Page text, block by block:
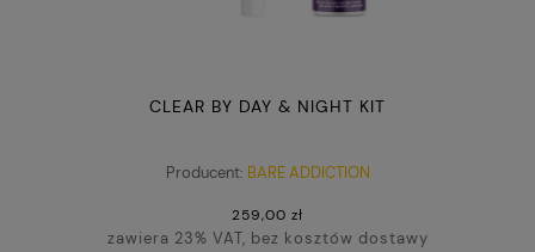
CLEAR BY DAY & NIGHT KIT
Producent: BARE ADDICTION
259,00 zł
zawiera 23% VAT, bez kosztów dostawy